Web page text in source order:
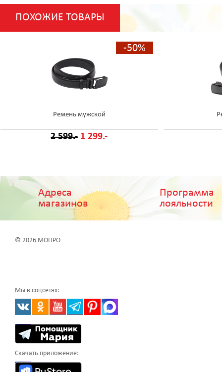
ПОХОЖИЕ ТОВАРЫ
-50%
Ремень мужской
2 599.- 1 299.-
Адреса
магазинов
Программа
лояльности
© 2026 МОНРО
Мы в соцсетях:
Скачать приложение: